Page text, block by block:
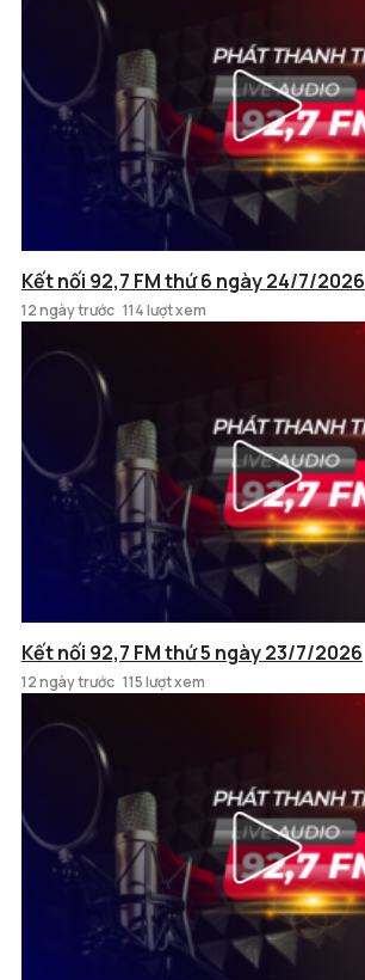
Kết nối 92,7 FM thứ 6 ngày 24/7/2026
12 ngày trước 114 lượt xem
Kết nối 92,7 FM thứ 5 ngày 23/7/2026
12 ngày trước 115 lượt xem